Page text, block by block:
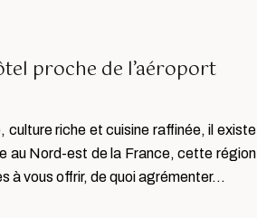
proche de l’aéroport
riche et cuisine raffinée, il existe
au Nord-est de la France, cette région
à vous offrir, de quoi agrémenter…